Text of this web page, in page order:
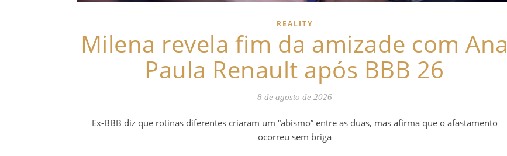
REALITY
Milena revela fim da amizade com Ana
Paula Renault após BBB 26
8 de agosto de 2026
Ex-BBB diz que rotinas diferentes criaram um “abismo” entre as duas, mas afirma que o afastamento
ocorreu sem briga